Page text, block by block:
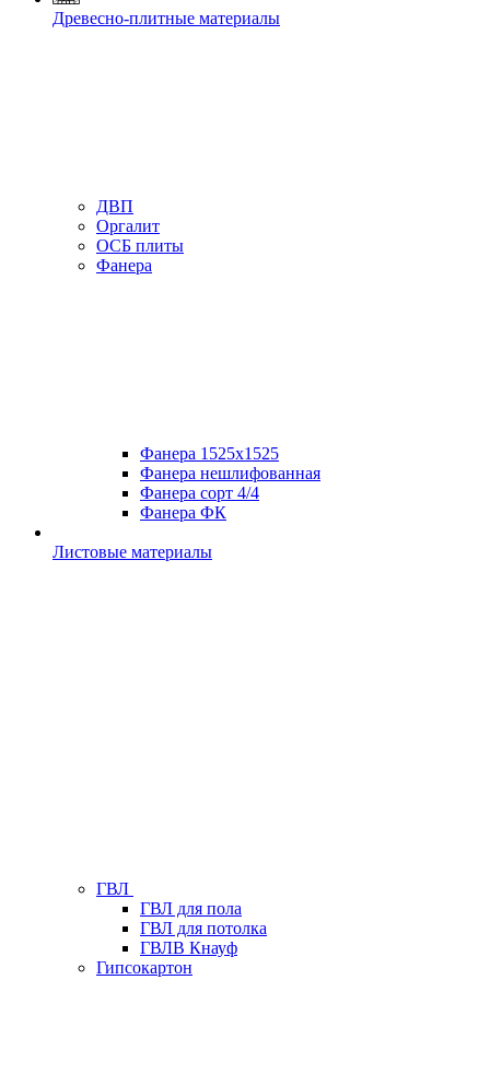
Древесно-плитные материалы
ДВП
Оргалит
ОСБ плиты
Фанера
Фанера 1525х1525
Фанера нешлифованная
Фанера сорт 4/4
Фанера ФК
Листовые материалы
ГВЛ
ГВЛ для пола
ГВЛ для потолка
ГВЛВ Кнауф
Гипсокартон